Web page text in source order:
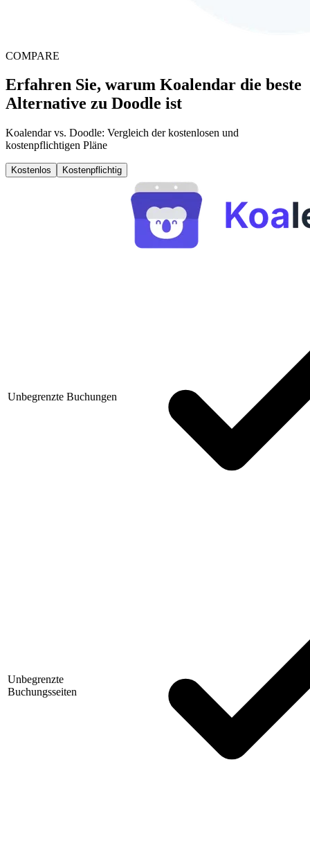
COMPARE
Erfahren Sie, warum Koalendar die beste
Alternative zu Doodle ist
Koalendar vs. Doodle: Vergleich der kostenlosen und
kostenpflichtigen Pläne
Kostenlos Kostenpflichtig
Unbegrenzte Buchungen
Unbegrenzte
Buchungsseiten